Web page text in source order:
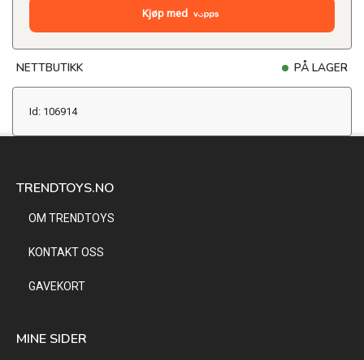
Kjøp med
NETTBUTIKK PÅ LAGER
Id: 106914
TRENDTOYS.NO
OM TRENDTOYS
KONTAKT OSS
GAVEKORT
MINE SIDER